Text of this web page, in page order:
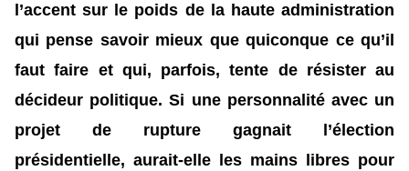
l’accent sur le poids de la haute administration
qui pense savoir mieux que quiconque ce qu’il
faut faire et qui, parfois, tente de résister au
décideur politique. Si une personnalité avec un
projet de rupture gagnait l’élection
présidentielle, aurait-elle les mains libres pour